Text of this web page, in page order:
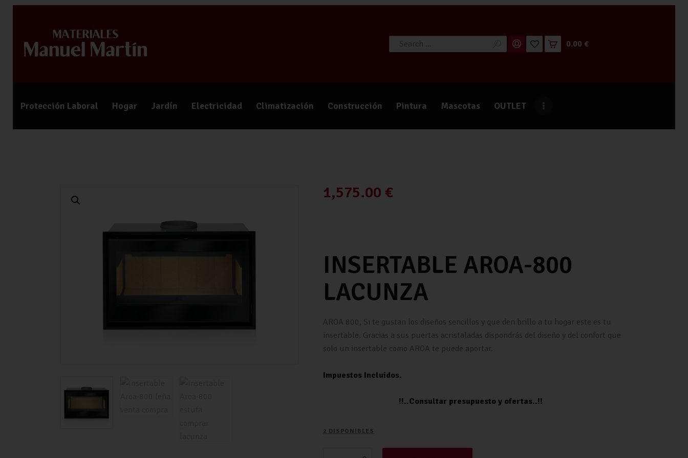
0.00 €
Protección Laboral Hogar Jardín Electricidad Climatización Construcción Pintura Mascotas OUTLET
CONTACTO
1,575.00 €
INSERTABLE AROA-800
LACUNZA
AROA 800, Si te gustan los diseños sencillos y que den brillo a tu hogar este es tu
insertable. Gracias a sus puertas acristaladas dispondrás del diseño y del confort que
solo un insertable como AROA te puede aportar.
Impuestos Incluidos.
!!..Consultar presupuesto y ofertas..!!
2 DISPONIBLES